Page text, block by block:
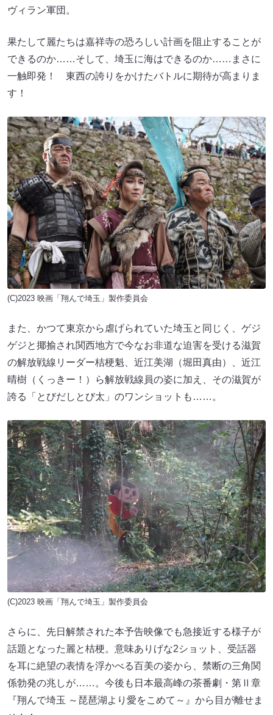
ヴィラン軍団。
果たして麗たちは嘉祥寺の恐ろしい計画を阻止することが
できるのか……そして、埼玉に海はできるのか……まさに
一触即発！ 東西の誇りをかけたバトルに期待が高まりま
す！
(C)2023 映画「翔んで埼玉」製作委員会
また、かつて東京から虐げられていた埼玉と同じく、ゲジ
ゲジと揶揄され関西地方で今なお非道な迫害を受ける滋賀
の解放戦線リーダー桔梗魁、近江美湖（堀田真由）、近江
晴樹（くっきー！）ら解放戦線員の姿に加え、その滋賀が
誇る「とびだしとび太」のワンショットも……。
(C)2023 映画「翔んで埼玉」製作委員会
さらに、先日解禁された本予告映像でも急接近する様子が
話題となった麗と桔梗。意味ありげな2ショット、受話器
を耳に絶望の表情を浮かべる百美の姿から、禁断の三角関
係勃発の兆しが……。今後も日本最高峰の茶番劇・第Ⅱ章
『翔んで埼玉 ～琵琶湖より愛をこめて～』から目が離せま